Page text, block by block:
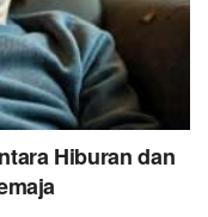
Hiburan dan